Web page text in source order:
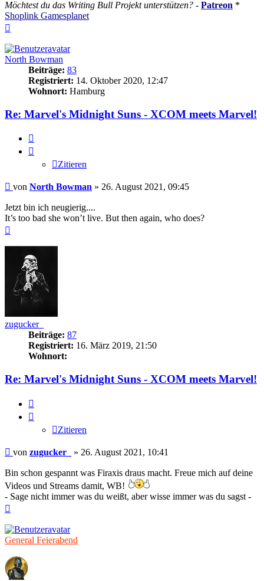
Möchtest du das Writing Bull Projekt unterstützen? - Patreon *
Shoplink Gamesplanet
North Bowman
Beiträge: 83
Registriert: 14. Oktober 2020, 12:47
Wohnort: Hamburg
Re: Marvel's Midnight Suns - XCOM meets Marvel!
Zitieren
Beitrag
von North Bowman » 26. August 2021, 09:45
Jetzt bin ich neugierig....
It’s too bad she won’t live. But then again, who does?
zugucker_
Beiträge: 87
Registriert: 16. März 2019, 21:50
Wohnort:
Re: Marvel's Midnight Suns - XCOM meets Marvel!
Zitieren
Beitrag
von zugucker_ » 26. August 2021, 10:41
Bin schon gespannt was Firaxis draus macht. Freue mich auf deine
Videos und Streams damit, WB!
- Sage nicht immer was du weißt, aber wisse immer was du sagst -
General Feierabend